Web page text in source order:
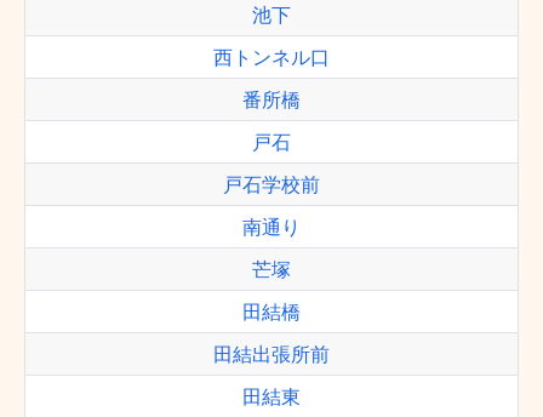
池下
西トンネル口
番所橋
戸石
戸石学校前
南通り
芒塚
田結橋
田結出張所前
田結東